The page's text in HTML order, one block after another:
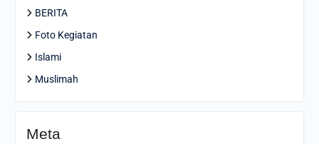
BERITA
Foto Kegiatan
Islami
Muslimah
Meta